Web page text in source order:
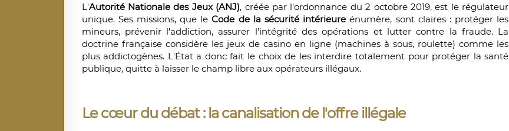
L'Autorité Nationale des Jeux (ANJ), créée par l'ordonnance du 2 octobre 2019, est le régulateur
unique. Ses missions, que leCode de la sécurité intérieure énumère, sont claires : protéger les
mineurs, prévenir l'addiction, assurer l'intégrité des opérations et lutter contre la fraude. La
doctrine française considère les jeux de casino en ligne (machines à sous, roulette) comme les
plus addictogènes. L'État a donc fait le choix de les interdire totalement pour protéger la santé
publique, quitte à laisser le champ libre aux opérateurs illégaux.
Le cœur du débat : la canalisation de l'offre illégale